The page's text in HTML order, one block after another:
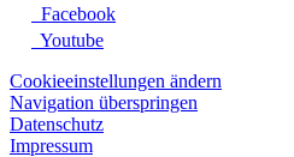
Facebook
Youtube
Cookieeinstellungen ändern
Navigation überspringen
Datenschutz
Impressum